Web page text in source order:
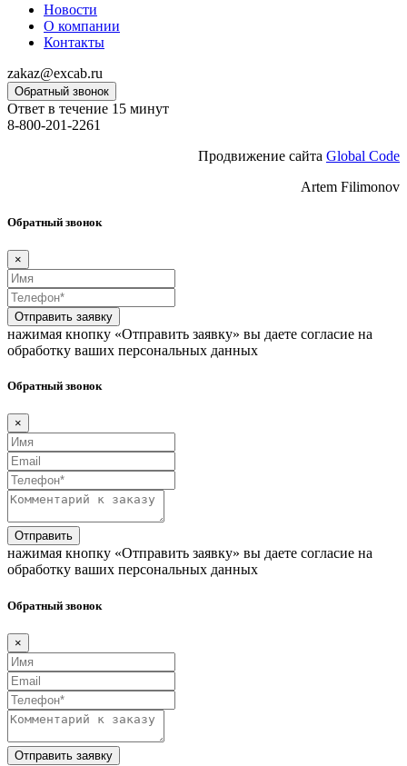
Новости
О компании
Контакты
zakaz@excab.ru
Обратный звонок
Ответ в течение 15 минут
8-800-201-2261
Продвижение сайта Global Code
Artem Filimonov
Обратный звонок
×
Отправить заявку
нажимая кнопку «Отправить заявку» вы даете согласие на
обработку ваших персональных данных
Обратный звонок
×
Отправить
нажимая кнопку «Отправить заявку» вы даете согласие на
обработку ваших персональных данных
Обратный звонок
×
Отправить заявку